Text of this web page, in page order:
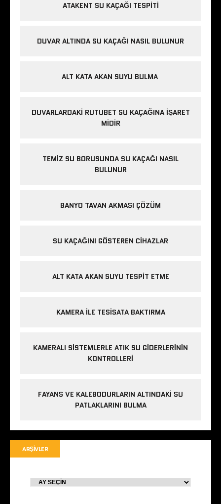
ATAKENT SU KAÇAĞI TESPITI
DUVAR ALTINDA SU KAÇAĞI NASIL BULUNUR
ALT KATA AKAN SUYU BULMA
DUVARLARDAKI RUTUBET SU KAÇAĞINA İŞARET
MIDIR
TEMIZ SU BORUSUNDA SU KAÇAĞI NASIL
BULUNUR
BANYO TAVAN AKMASI ÇÖZÜM
SU KAÇAĞINI GÖSTEREN CIHAZLAR
ALT KATA AKAN SUYU TESPIT ETME
KAMERA ILE TESISATA BAKTIRMA
KAMERALI SISTEMLERLE ATIK SU GIDERLERININ
KONTROLLERI
FAYANS VE KALEBODURLARIN ALTINDAKI SU
PATLAKLARINI BULMA
ARŞIVLER